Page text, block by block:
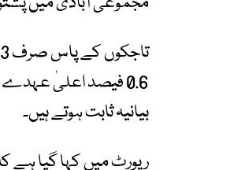
0.6 فیصد اعلیٰ
بیانیہ ثابت ہوتے ہیں۔